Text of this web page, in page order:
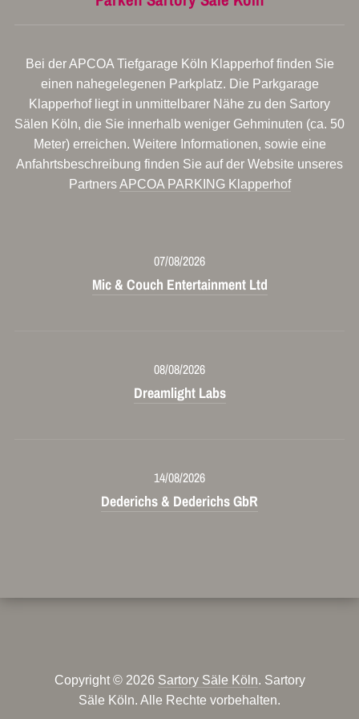
Bei der APCOA Tiefgarage Köln Klapperhof finden Sie
einen nahegelegenen Parkplatz. Die Parkgarage
Klapperhof liegt in unmittelbarer Nähe zu den Sartory
Sälen Köln, die Sie innerhalb weniger Gehminuten (ca. 50
Meter) erreichen. Weitere Informationen, sowie eine
Anfahrtsbeschreibung finden Sie auf der Website unseres
PartnersAPCOA PARKING Klapperhof
07/08/2026
Mic & Couch Entertainment Ltd
08/08/2026
Dreamlight Labs
14/08/2026
Dederichs & Dederichs GbR
Copyright © 2026 Sartory Säle Köln. Sartory
Säle Köln. Alle Rechte vorbehalten.